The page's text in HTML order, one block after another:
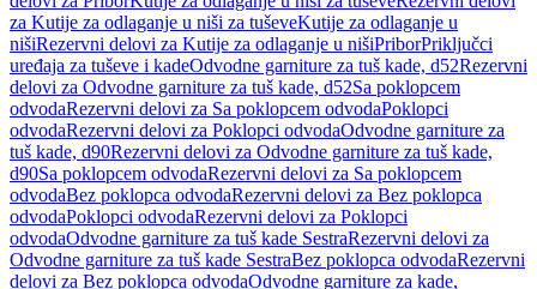
za Kutije za odlaganje u niši za tuševeKutije za odlaganje u
nišiRezervni delovi za Kutije za odlaganje u nišiPriborPriključci
uređaja za tuševe i kadeOdvodne garniture za tuš kade, d52Rezervni
delovi za Odvodne garniture za tuš kade, d52Sa poklopcem
odvodaRezervni delovi za Sa poklopcem odvodaPoklopci
odvodaRezervni delovi za Poklopci odvodaOdvodne garniture za
tuš kade, d90Rezervni delovi za Odvodne garniture za tuš kade,
d90Sa poklopcem odvodaRezervni delovi za Sa poklopcem
odvodaBez poklopca odvodaRezervni delovi za Bez poklopca
odvodaPoklopci odvodaRezervni delovi za Poklopci
odvodaOdvodne garniture za tuš kade SestraRezervni delovi za
Odvodne garniture za tuš kade SestraBez poklopca odvodaRezervni
delovi za Bez poklopca odvodaOdvodne garniture za kade,